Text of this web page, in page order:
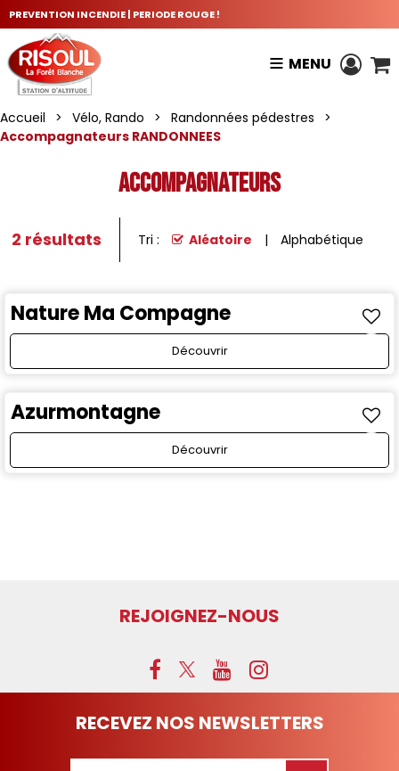
PREVENTION INCENDIE | PERIODE ROUGE !
MENU
Accueil > Vélo, Rando > Randonnées pédestres
>
Accompagnateurs RANDONNEES
Accompagnateurs
2 résultats Tri : Aléatoire Alphabétique
Nature Ma Compagne
Découvrir
Azurmontagne
Découvrir
REJOIGNEZ-NOUS
RECEVEZ NOS NEWSLETTERS